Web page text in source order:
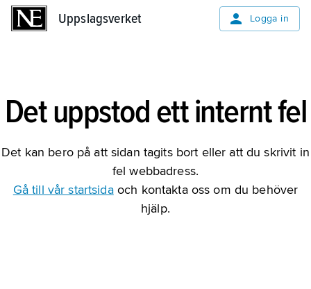
Uppslagsverket Logga in
Det uppstod ett internt fel
Det kan bero på att sidan tagits bort eller att du skrivit in
fel webbadress.
Gå till vår startsidaoch kontakta oss om du behöver
hjälp.